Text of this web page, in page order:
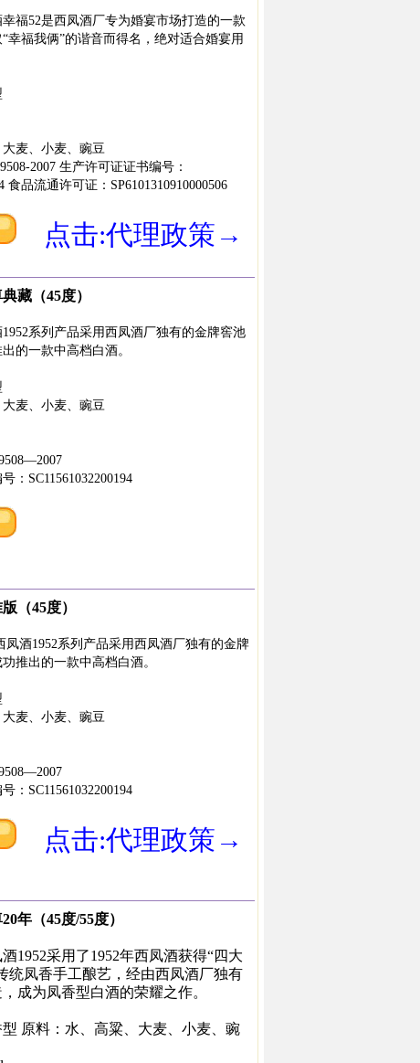
福52是西凤酒厂专为婚宴市场打造的一款
幸福我俩”的谐音而得名，绝对适合婚宴用
麦、小麦、豌豆
2007 生产许可证证书编号：
食品流通许可证：SP6101310910000506
点击:代理政策→
藏（45度）
系列产品采用西凤酒厂独有的金牌窖池
的一款中高档白酒。
麦、小麦、豌豆
：SC11561032200194
（45度）
凤酒1952系列产品采用西凤酒厂独有的金牌
推出的一款中高档白酒。
麦、小麦、豌豆
：SC11561032200194
点击:代理政策→
年（45度/55度）
1952采用了1952年西凤酒获得“四大
统凤香手工酿艺，经由西凤酒厂独有
成为凤香型白酒的荣耀之作。
原料：水、高粱、大麦、小麦、豌